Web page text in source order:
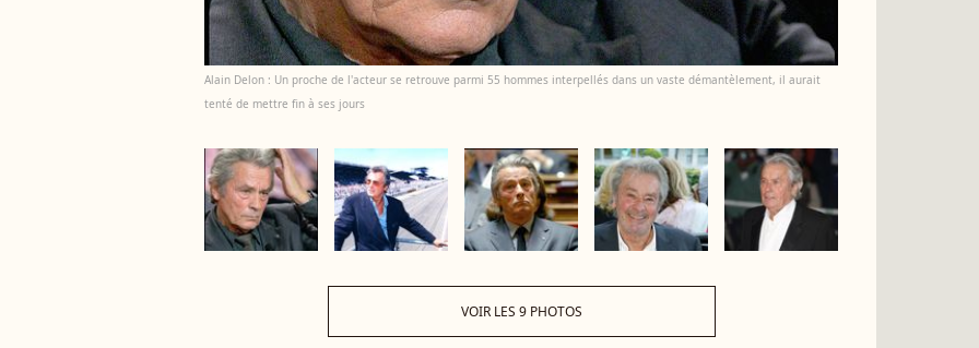
Alain Delon : Un proche de l'acteur se retrouve parmi 55 hommes interpellés dans un vaste démantèlement, il aurait
tenté de mettre fin à ses jours
VOIR LES 9 PHOTOS